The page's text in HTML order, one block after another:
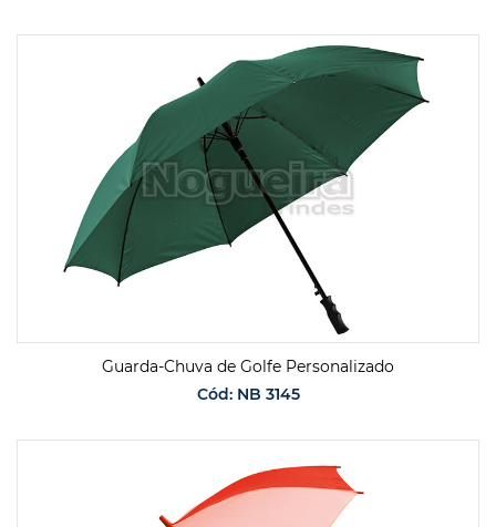
SOLICITAR ORÇAMENTO
Guarda-Chuva de Golfe Personalizado
Cód: NB 3145
SOLICITAR ORÇAMENTO